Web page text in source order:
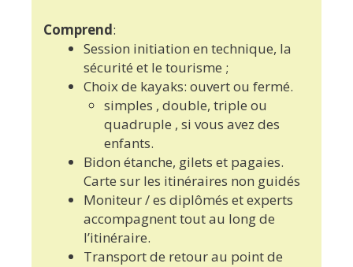
Comprend:
Session initiation en technique, la
sécurité et le tourisme ;
Choix de kayaks: ouvert ou fermé.
simples , double, triple ou
quadruple , si vous avez des
enfants.
Bidon étanche, gilets et pagaies.
Carte sur les itinéraires non guidés
Moniteur / es diplômés et experts
accompagnent tout au long de
l’itinéraire.
Transport de retour au point de